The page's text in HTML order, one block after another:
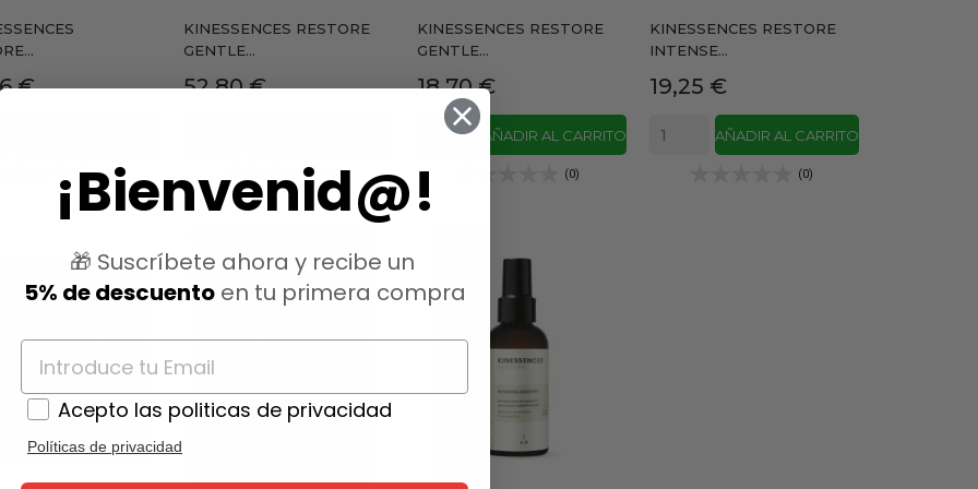
€
(0)
KINESSENCES RESTORE
GENTLE...
Precio
52,80 €
(0)
KINESSENCES RESTORE
GENTLE...
Precio
18,70 €
AÑADIR AL CARRITO
(0)
KINESSENCES RESTORE
INTENSE...
Precio
19,25 €
AÑADIR AL CARRITO
(0)
¡Bienvenid@!
🎁 Suscríbete ahora y recibe un
5% de descuentoen tu primera compra
Acepto las politicas de privacidad
Políticas de privacidad